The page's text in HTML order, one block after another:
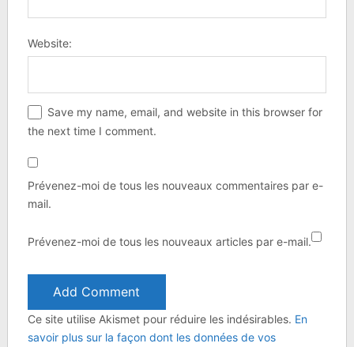
Website:
Save my name, email, and website in this browser for
the next time I comment.
Prévenez-moi de tous les nouveaux commentaires par e-
mail.
Prévenez-moi de tous les nouveaux articles par e-mail.
Ce site utilise Akismet pour réduire les indésirables. En
savoir plus sur la façon dont les données de vos